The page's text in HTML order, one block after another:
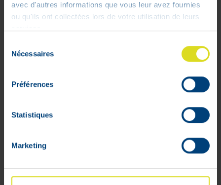
avec d'autres informations que vous leur avez fournies
ou qu'ils ont collectées lors de votre utilisation de leurs
Nécessaires
Préférences
Statistiques
Marketing
En stock